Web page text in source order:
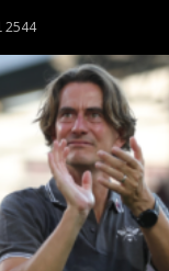
2544